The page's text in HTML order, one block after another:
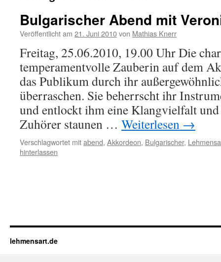
Bulgarischer Abend mit
Veröffentlicht am 21. Juni 2010von Mathias Knerr
Freitag, 25.06.2010, 19.00 Uhr Die
temperamentvolle Zauberin auf dem
das Publikum durch ihr
überraschen. Sie beherrscht ihr
und entlockt ihm eine Klangvielfalt
Zuhörer staunen … Weiterlesen →
Verschlagwortet mitabend, Akkordeon, Bulgarischer,
hinterlassen
lehmensart.de